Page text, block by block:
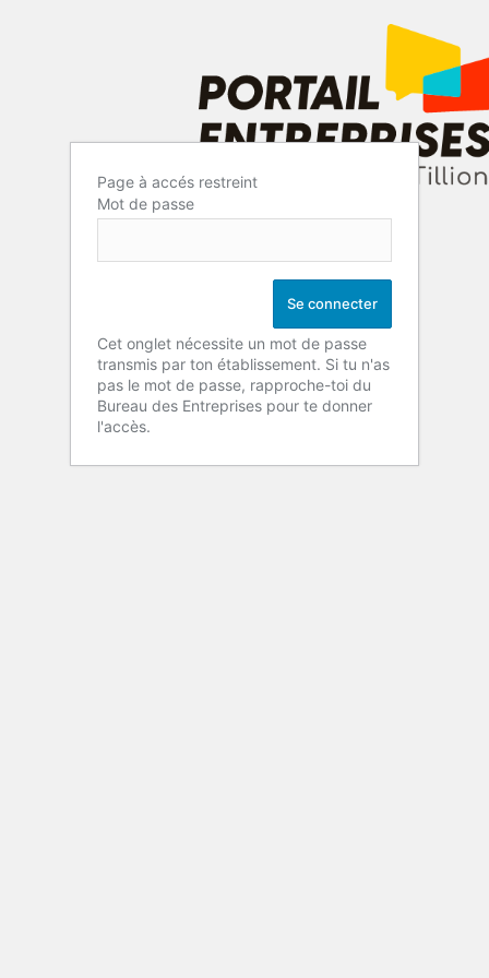
Page à accés restreint
Mot de passe
Cet onglet nécessite un mot de passe
transmis par ton établissement. Si tu n'as
pas le mot de passe, rapproche-toi du
Bureau des Entreprises pour te donner
l'accès.